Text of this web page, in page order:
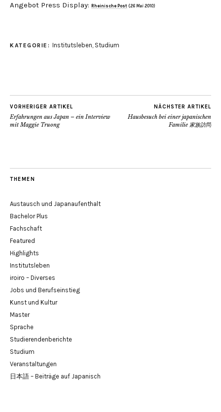
Angebot Press Display:
Rheinische Post (26 Mai 2010)
KATEGORIE: Institutsleben, Studium
VORHERIGER ARTIKEL
Erfahrungen aus Japan – ein Interview
mit Maggie Truong
NÄCHSTER ARTIKEL
Hausbesuch bei einer japanischen
Familie 家族訪問
THEMEN
Austausch und Japanaufenthalt
Bachelor Plus
Fachschaft
Featured
Highlights
Institutsleben
iroiro – Diverses
Jobs und Berufseinstieg
Kunst und Kultur
Master
Sprache
Studierendenberichte
Studium
Veranstaltungen
日本語 – Beiträge auf Japanisch